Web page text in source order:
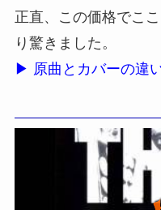
正直、この価格でこ
り驚きました。
▶ 原曲とカバーの違